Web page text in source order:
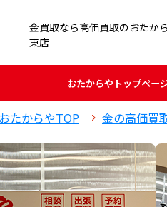
金買取なら高価買取のおたか
東店
おたからや トップペー
たからやTOP 金の高価買